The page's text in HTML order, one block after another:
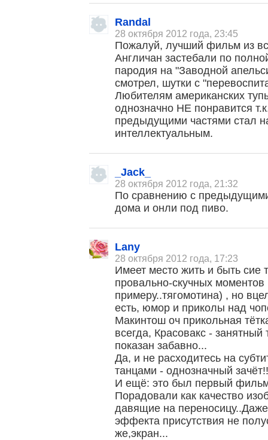
Randal
28 октября 2012 года, 23:45
Пожалуй, лучший фильм из
Англичан застебали по
пародия на "Заводной
смотрел, шутки с
Любителям американских
однозначно НЕ понравится
предыдущими частями стал
интеллектуальным.
_Jack_
28 октября 2012 года, 21:32
По сравнению с
дома и онли под пиво.
Lany
28 октября 2012 года, 17:23
Имеет место жить и быть сие
провально-скучных
примеру..тягомотина) , но
есть, юмор и приколы над
Макинтош оч прикольная
всегда, Красовакс -
показан забавно...
Да, и не расходитесь на
танцами - однозначный
И ещё: это был первый
Порадовали как качество
давящие на
эффекта присутствия не
же,экран...